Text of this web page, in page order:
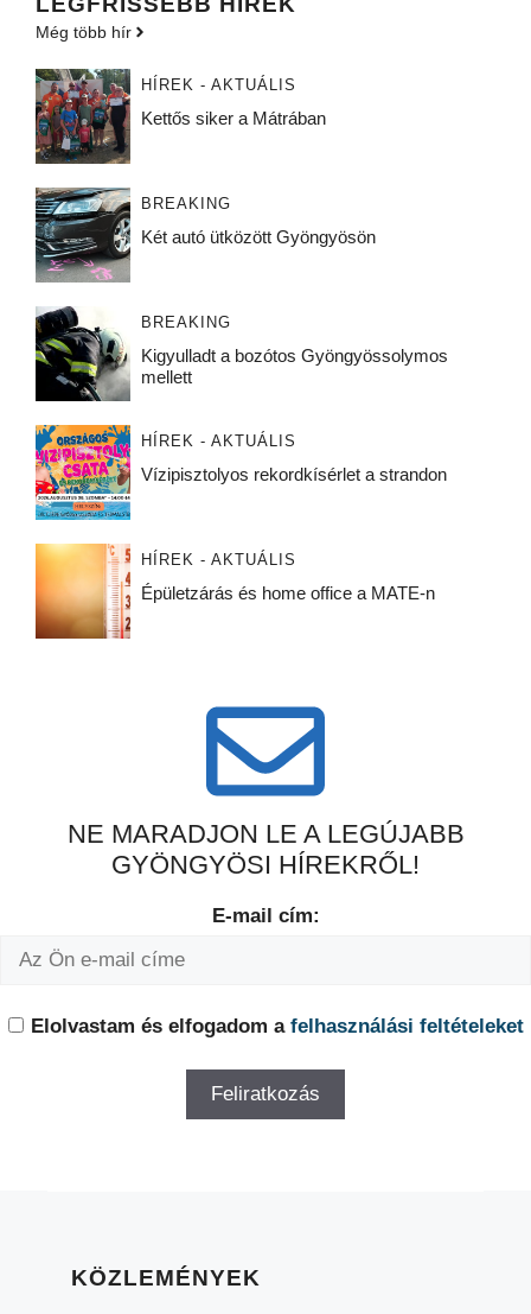
Még több hír
HÍREK - AKTUÁLIS
Kettős siker a Mátrában
BREAKING
Két autó ütközött Gyöngyösön
BREAKING
Kigyulladt a bozótos Gyöngyössolymos
mellett
HÍREK - AKTUÁLIS
Vízipisztolyos rekordkísérlet a strandon
HÍREK - AKTUÁLIS
Épületzárás és home office a MATE-n
NE MARADJON LE A LEGÚJABB
GYÖNGYÖSI HÍREKRŐL!
E-mail cím:
Elolvastam és elfogadom a felhasználási feltételeket
KÖZLEMÉNYEK